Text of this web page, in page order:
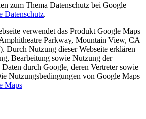
zum Thema Datenschutz bei Google
Datenschutz.
verwendet das Produkt Google Maps
Parkway, Mountain View, CA
Durch Nutzung dieser Webseite erklären
Bearbeitung sowie Nutzung der
durch Google, deren Vertreter sowie
Nutzungsbedingungen von Google Maps
Maps